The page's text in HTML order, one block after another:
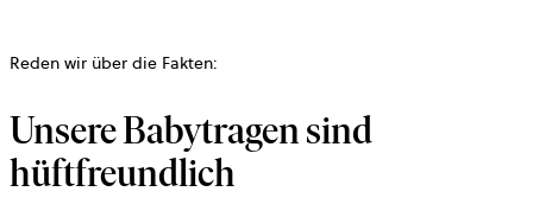
Reden wir über die Fakten:
Unsere Babytragen sind
hüftfreundlich